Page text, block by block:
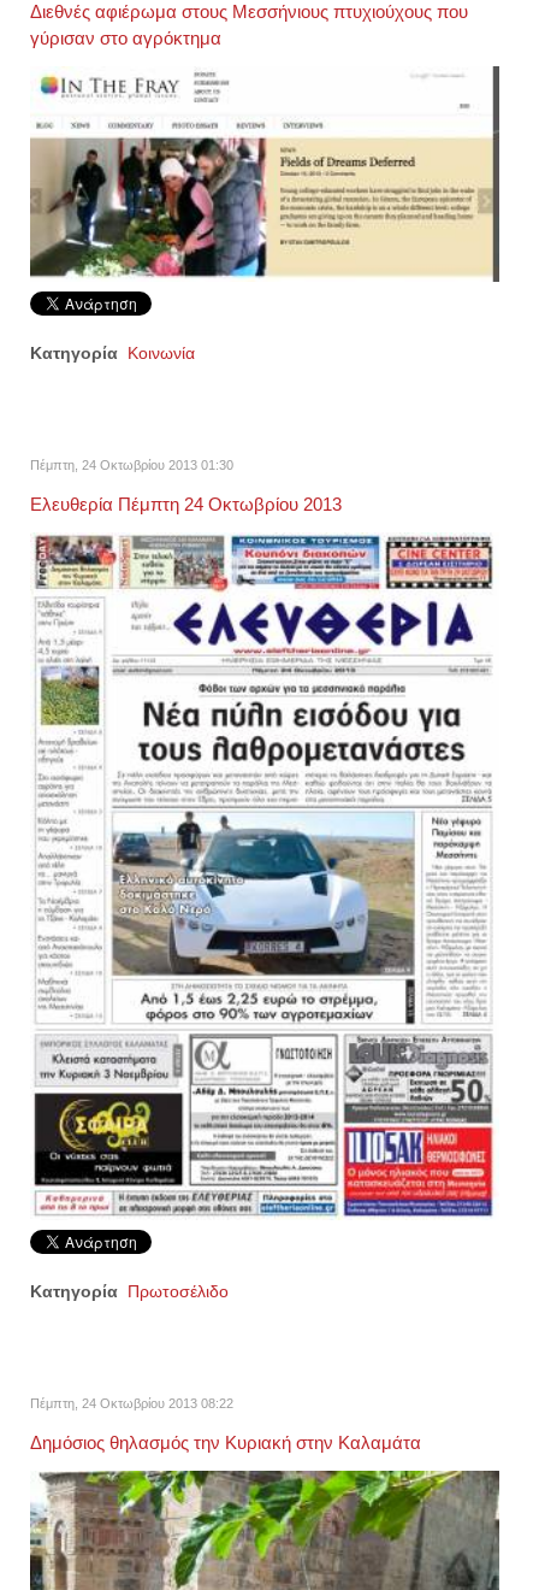
Διεθνές αφιέρωμα στους Μεσσήνιους πτυχιούχους που
γύρισαν στο αγρόκτημα
Κατηγορία Κοινωνία
Πέμπτη, 24 Οκτωβρίου 2013 01:30
Ελευθερία Πέμπτη 24 Οκτωβρίου 2013
Κατηγορία Πρωτοσέλιδο
Πέμπτη, 24 Οκτωβρίου 2013 08:22
Δημόσιος θηλασμός την Κυριακή στην Καλαμάτα